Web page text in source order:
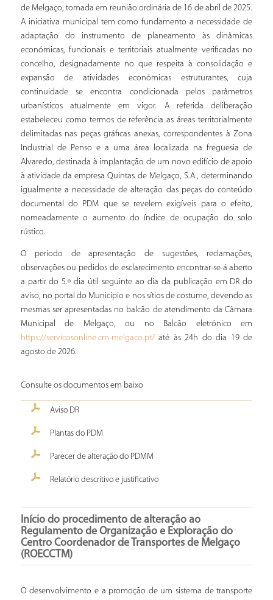
de Melgaço, tomada em reunião ordinária de 16 de abril de 2025.
A iniciativa municipal tem como fundamento a necessidade de
adaptação do instrumento de planeamento às dinâmicas
económicas, funcionais e territoriais atualmente verificadas no
concelho, designadamente no que respeita à consolidação e
expansão de atividades económicas estruturantes, cuja
continuidade se encontra condicionada pelos parâmetros
urbanísticos atualmente em vigor. A referida deliberação
estabeleceu como termos de referência as áreas territorialmente
delimitadas nas peças gráficas anexas, correspondentes à Zona
Industrial de Penso e a uma área localizada na freguesia de
Alvaredo, destinada à implantação de um novo edifício de apoio
à atividade da empresa Quintas de Melgaço, S.A., determinando
igualmente a necessidade de alteração das peças do conteúdo
documental do PDM que se revelem exigíveis para o efeito,
nomeadamente o aumento do índice de ocupação do solo
rústico.
O período de apresentação de sugestões, reclamações,
observações ou pedidos de esclarecimento encontrar-se-á aberto
a partir do 5.º dia útil seguinte ao dia da publicação em DR do
aviso, no portal do Município e nos sítios de costume, devendo as
mesmas ser apresentadas no balcão de atendimento da Câmara
Municipal de Melgaço, ou no Balcão eletrónico em
https://servicosonline.cm-melgaco.pt/até às 24h do dia 19 de
agosto de 2026.
Consulte os documentos em baixo
Aviso DR
Plantas do PDM
Parecer de alteração do PDMM
Relatório descritivo e justificativo
Início do procedimento de alteração ao
Regulamento de Organização e Exploração do
Centro Coordenador de Transportes de Melgaço
(ROECCTM)
O desenvolvimento e a promoção de um sistema de transporte